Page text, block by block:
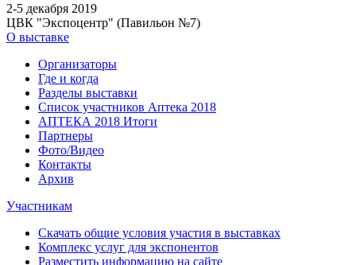
2-5 декабря 2019
ЦВК "Экспоцентр" (Павильон №7)
О выставке
Организаторы
Где и когда
Разделы выставки
Список участников Аптека 2018
АПТЕКА 2018 Итоги
Партнеры
Фото/Видео
Контакты
Архив
Участникам
Скачать общие условия участия в выставках
Комплекс услуг для экспонентов
Разместить информацию на сайте